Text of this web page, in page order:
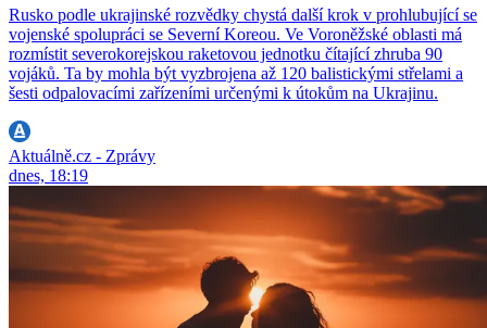
Rusko podle ukrajinské rozvědky chystá další krok v prohlubující se
vojenské spolupráci se Severní Koreou. Ve Voroněžské oblasti má
rozmístit severokorejskou raketovou jednotku čítající zhruba 90
vojáků. Ta by mohla být vyzbrojena až 120 balistickými střelami a
šesti odpalovacími zařízeními určenými k útokům na Ukrajinu.
Aktuálně.cz - Zprávy
dnes, 18:19